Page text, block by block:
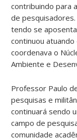
contribuindo para
de pesquisadores.
tendo se
continuou
coordenava o
Ambiente e
Professor Paulo
pesquisas e
continuará sendo
campo de
comunidade